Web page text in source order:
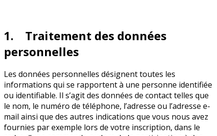
1. Traitement des données
personnelles
Les données personnelles désignent toutes les
informations qui se rapportent à une personne identifiée
ou identifiable. Il s’agit des données de contact telles que
le nom, le numéro de téléphone, l’adresse ou l’adresse e-
mail ainsi que des autres indications que vous nous avez
fournies par exemple lors de votre inscription, dans le